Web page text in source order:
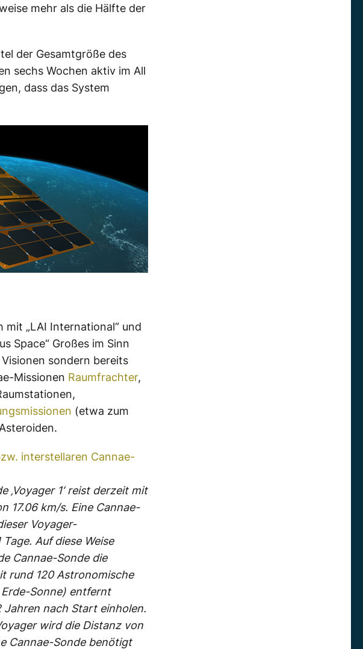
mehr als die Hälfte der
der Gesamtgröße des
sechs Wochen aktiv im All
dass das System
„LAI International“ und
Space“ Großes im Sinn
sondern bereits
Missionen Raumfrachter,
(etwa zum
interstellaren Cannae-
‚Voyager 1‘ reist derzeit mit
17.06 km/s. Eine Cannae-
Voyager-
Auf diese Weise
Cannae-Sonde die
rund 120 Astronomische
Sonne) entfernt
nach Start einholen.
wird die Distanz von
Cannae-Sonde benötigt